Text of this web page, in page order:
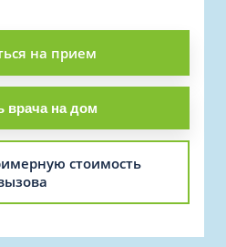
на прием
врача на дом
стоимость